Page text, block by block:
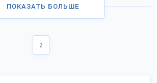
ПОКАЗАТЬ БОЛЬШЕ
2